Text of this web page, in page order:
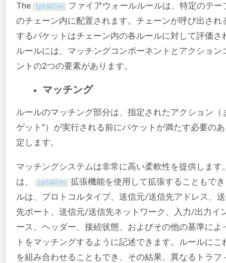
The iptables ファイアウォールルールは、特定のテー
のチェーン内に配置されます。チェーンが呼び出され
するパケットはチェーン内の各ルールに対して評価さ
ルールには、マッチングコンポーネントとアクション
ントの2つの要素があります。
マッチング
ルールのマッチング部分は、指定されたアクション（
ゲット”）が実行される前にパケットが満たす必要の
定します。
マッチングシステムは非常に高い柔軟性を提供します
は、
iptables 拡張機能を使用して拡張することもで
ルは、プロトコルタイプ、送信元/送信先アドレス、
先ポート、送信元/送信先ネットワーク、入力/出力イ
ース、ヘッダー、接続状態、およびその他の基準によ
トをマッチングするように記述できます。ルールにこ
を組み合わせることもでき、その結果、異なるトラフ